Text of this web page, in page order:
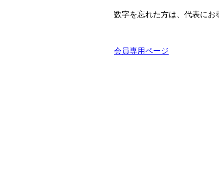
数字を忘れた方は、代表にお
会員専用ページ